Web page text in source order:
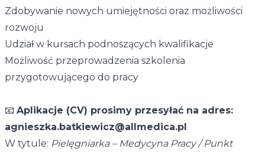
Zdobywanie nowych umiejętności oraz możliwości
rozwoju
Udział w kursach podnoszących kwalifikacje
Możliwość przeprowadzenia szkolenia
przygotowującego do pracy
📧 Aplikacje (CV) prosimy przesyłać na adres:
agnieszka.batkiewicz@allmedica.pl
W tytule: Pielęgniarka – Medycyna Pracy / Punkt